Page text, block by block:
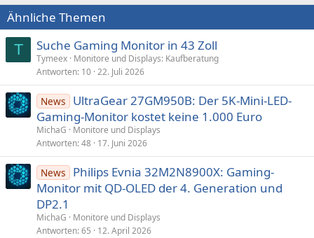
i
o
n
e
:
Ähnliche Themen
T Suche Gaming Monitor in 43 Zoll
Tymeex Monitore und Displays: Kaufberatung
Antworten 10 22. Juli 2026
News
UltraGear 27GM950B: Der 5K-Mini-LED-
Gaming-Monitor kostet keine 1.000 Euro
MichaG
Monitore und Displays
Antworten 48 17. Juni 2026
News
Philips Evnia 32M2N8900X: Gaming-
Monitor mit QD-OLED der 4. Generation und
DP2.1
MichaG
Monitore und Displays
Antworten 65 12. April 2026